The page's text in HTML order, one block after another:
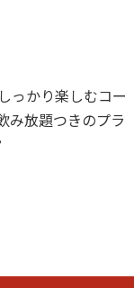
っかり楽しむコー
み放題つきのプラ